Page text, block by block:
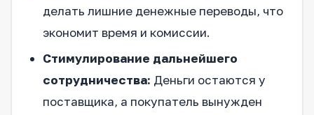
делать лишние денежные переводы, что
экономит время и комиссии.
Стимулирование дальнейшего
сотрудничества: Деньги остаются у
поставщика, а покупатель вынужден